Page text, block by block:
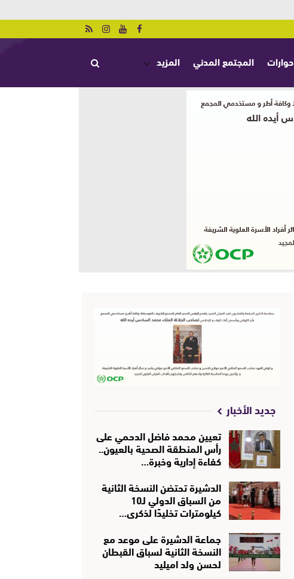
حوارات المجتمع المدني المزيد
جديد الأخبار
تعيين محمد فاضل الدحمي على
رأس المنطقة الصحية بالعيون..
كفاءة إدارية وخبرة…
الدشيرة تحتضن النسخة الثانية
من السباق الدولي لـ10
كيلومترات تخليدًا لذكرى…
جماعة الدشيرة على موعد مع
النسخة الثانية لسباق القبطان
لحسن ولد اميليد